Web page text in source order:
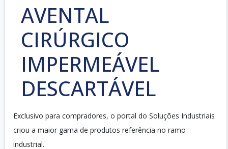
AVENTAL
CIRÚRGICO
IMPERMEÁVEL
DESCARTÁVEL
Exclusivo para compradores, o portal do Soluções Industriais
criou a maior gama de produtos referência no ramo
industrial.